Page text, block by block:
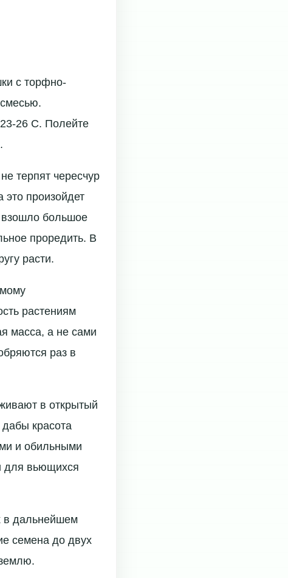
с торфно-
26 С. Полейте
терпят чересчур
это произойдет
взошло большое
проредить. В
расти.
растениям
масса, а не сами
раз в
в открытый
красота
и обильными
для вьющихся
в дальнейшем
семена до двух